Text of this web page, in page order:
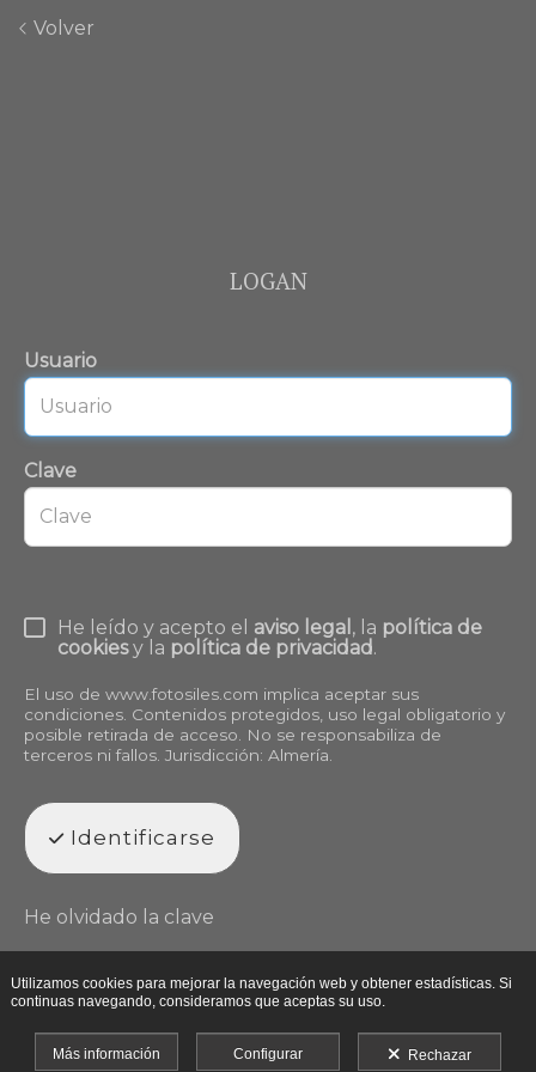
Volver
LOGAN
Usuario
Clave
He leído y acepto el aviso legal , la política de
cookiesy la política de privacidad.
El uso de www.fotosiles.com implica aceptar sus
condiciones. Contenidos protegidos, uso legal obligatorio y
posible retirada de acceso. No se responsabiliza de
terceros ni fallos. Jurisdicción: Almería.
Identificarse
He olvidado la clave
Utilizamos cookies para mejorar la navegación web y obtener estadísticas. Si
continuas navegando, consideramos que aceptas su uso.
Más información Configurar Rechazar